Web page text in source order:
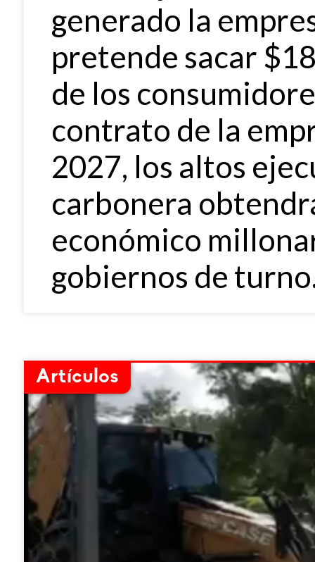
generado la
pretende sacar
de los
contrato de la
2027, los altos
carbonera
económico
gobiernos de
Artículos